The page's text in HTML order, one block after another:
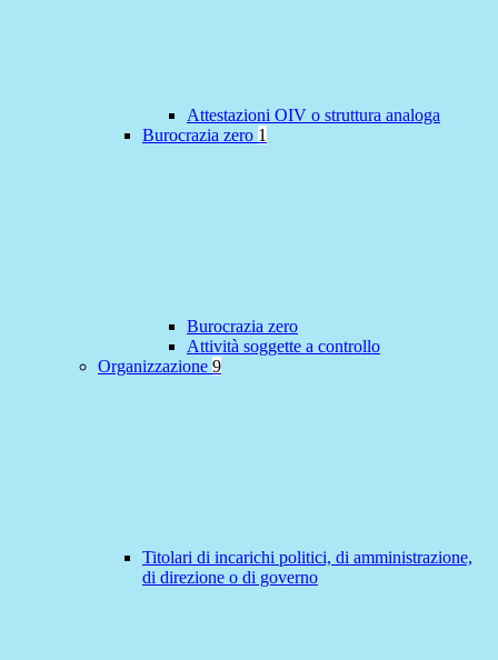
Attestazioni OIV o struttura analoga
Burocrazia zero 1
Burocrazia zero
Attività soggette a controllo
Organizzazione 9
Titolari di incarichi politici, di amministrazione,
di direzione o di governo